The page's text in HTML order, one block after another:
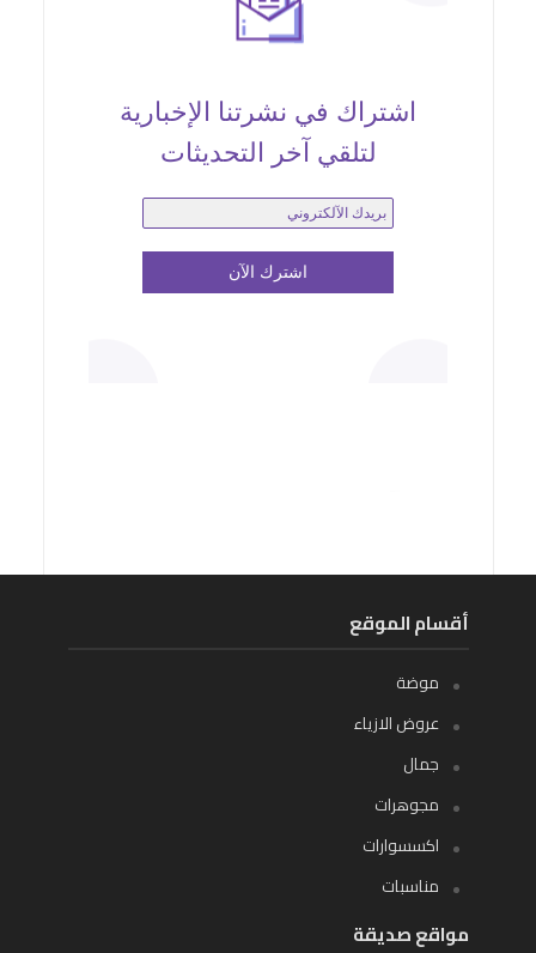
اشتراك في نشرتنا الإخبارية
لتلقي آخر التحديثات
أقسام الموقع
موضة
عروض الازياء
جمال
مجوهرات
اكسسوارات
مناسبات
مواقع صديقة